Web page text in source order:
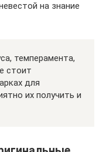
на знание
темперамента,
стоит
для
их получить и